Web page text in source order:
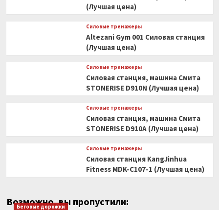
(Лучшая цена)
Силовые тренажеры
Altezani Gym 001 Силовая станция
(Лучшая цена)
Силовые тренажеры
Силовая станция, машина Смита
STONERISE D910N (Лучшая цена)
Силовые тренажеры
Силовая станция, машина Смита
STONERISE D910A (Лучшая цена)
Силовые тренажеры
Силовая станция KangJinhua
Fitness MDK-C107-1 (Лучшая цена)
Возможно, вы пропустили:
Беговые дорожки